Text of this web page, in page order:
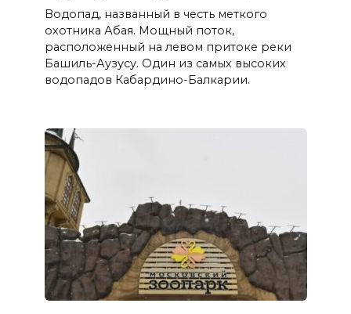
Водопад, названный в честь меткого
охотника Абая. Мощный поток,
расположенный на левом притоке реки
Башиль-Аузусу. Один из самых высоких
водопадов Кабардино-Балкарии.